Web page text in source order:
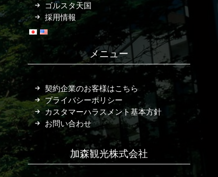
ゴルスタ天国
採用情報
メニュー
契約企業のお客様はこちら
プライバシーポリシー
カスタマーハラスメント基本方針
お問い合わせ
加森観光株式会社